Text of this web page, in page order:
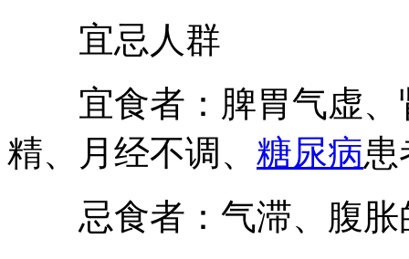
宜忌人群
宜食者：脾胃气虚、
精、月经不调、 糖尿病患
忌食者：气滞、腹胀